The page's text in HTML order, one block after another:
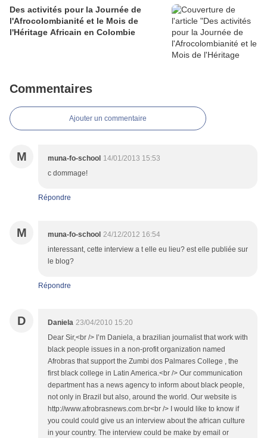
Des activités pour la Journée de
l'Afrocolombianité et le Mois de
l'Héritage Africain en Colombie
Commentaires
Ajouter un commentaire
M muna-fo-school 14/01/2013 15:53
c dommage!
Répondre
M muna-fo-school 24/12/2012 16:54
interessant, cette interview a t elle eu lieu? est elle publiée sur
le blog?
Répondre
D Daniela 23/04/2010 15:20
Dear Sir,<br /> I’m Daniela, a brazilian journalist that work with
black people issues in a non-profit organization named
Afrobras that support the Zumbi dos Palmares College , the
first black college in Latin America.<br /> Our communication
department has a news agency to inform about black people,
not only in Brazil but also, around the world. Our website is
http://www.afrobrasnews.com.br<br /> I would like to know if
you could could give us an interview about the african culture
in your country. The interview could be make by email or